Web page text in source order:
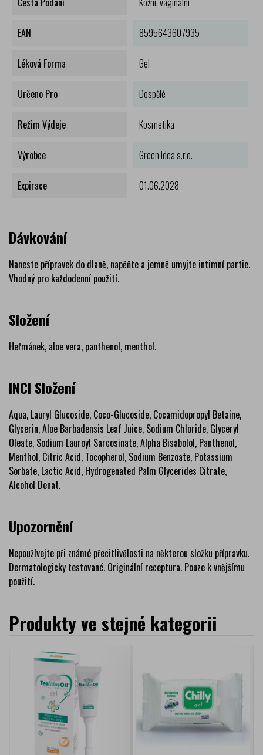
EAN 8595643607935
Léková Forma Gel
Určeno Pro Dospělé
Režim Výdeje Kosmetika
Výrobce Green idea s.r.o.
Expirace 01.06.2028
Dávkování
Naneste přípravek do dlaně, napěňte a jemně umyjte intimní partie.
Vhodný pro každodenní použití.
Složení
Heřmánek, aloe vera, panthenol, menthol.
INCI Složení
Aqua, Lauryl Glucoside, Coco-Glucoside, Cocamidopropyl Betaine,
Glycerin, Aloe Barbadensis Leaf Juice, Sodium Chloride, Glyceryl
Oleate, Sodium Lauroyl Sarcosinate, Alpha Bisabolol, Panthenol,
Menthol, Citric Acid, Tocopherol, Sodium Benzoate, Potassium
Sorbate, Lactic Acid, Hydrogenated Palm Glycerides Citrate,
Alcohol Denat.
Upozornění
Nepoužívejte při známé přecitlivělosti na některou složku přípravku.
Dermatologicky testované. Originální receptura. Pouze k vnějšímu
použití.
Produkty ve stejné kategorii